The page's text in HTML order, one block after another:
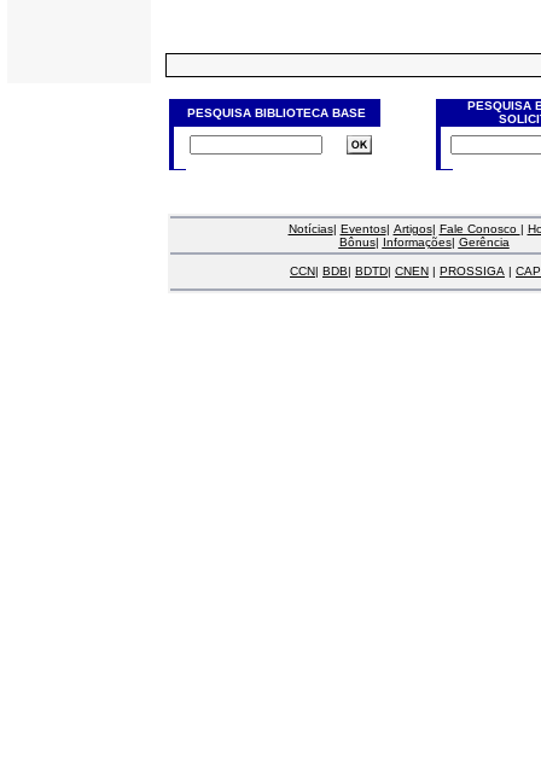
PESQUISA BIBLIOTECA BASE
PESQUISA
Notícias| Eventos| Artigos| Fale Conosco |
Bônus| Informações| Gerência
CCN| BDB| BDTD| CNEN | PROSSIGA |